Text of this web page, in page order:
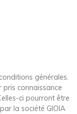
générales.
pris connaissance
ci pourront être
la société GIOIA